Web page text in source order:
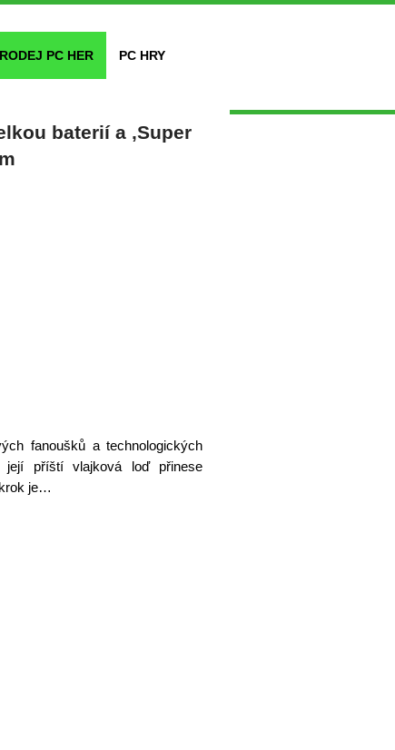
PC HER PC HRY
baterií a ‚Super
fanoušků a technologických
její příští vlajková loď přinese
je…